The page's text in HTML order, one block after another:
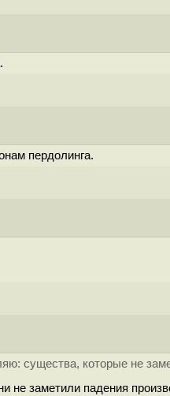
пердолинга.
существа, которые не
не заметили падения